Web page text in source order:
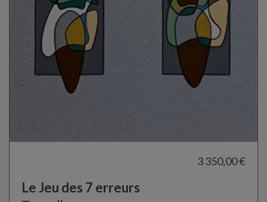
3 350,00 €
Le Jeu des 7 erreurs